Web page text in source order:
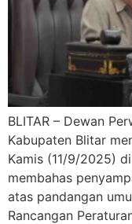
BLITAR – Dewan
Kabupaten Blitar
Kamis (11/9/2025)
membahas
atas pandangan
Rancangan